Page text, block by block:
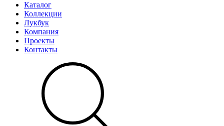
Каталог
Коллекции
Лукбук
Компания
Проекты
Контакты